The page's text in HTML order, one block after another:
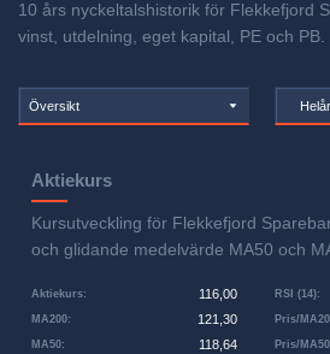
10 års nyckeltalshistorik för Flekkefjord
vinst, utdelning, eget kapital, PE och PB.
Översikt Helår
Aktiekurs
Kursutveckling för Flekkefjord
och glidande medelvärde MA50 och
Aktiekurs: 116,00
MA50: 118,64
MA200: 121,30 Pris/
RSI (14):
Pris/MA50